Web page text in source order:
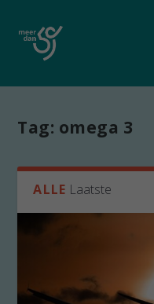
Tag: omega 3
ALLE Laatste